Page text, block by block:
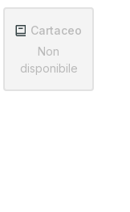
Cartaceo
Non
disponibile